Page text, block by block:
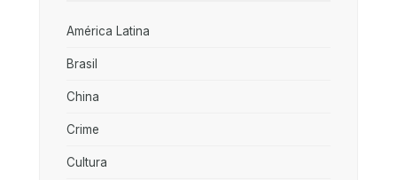
América Latina
Brasil
China
Crime
Cultura